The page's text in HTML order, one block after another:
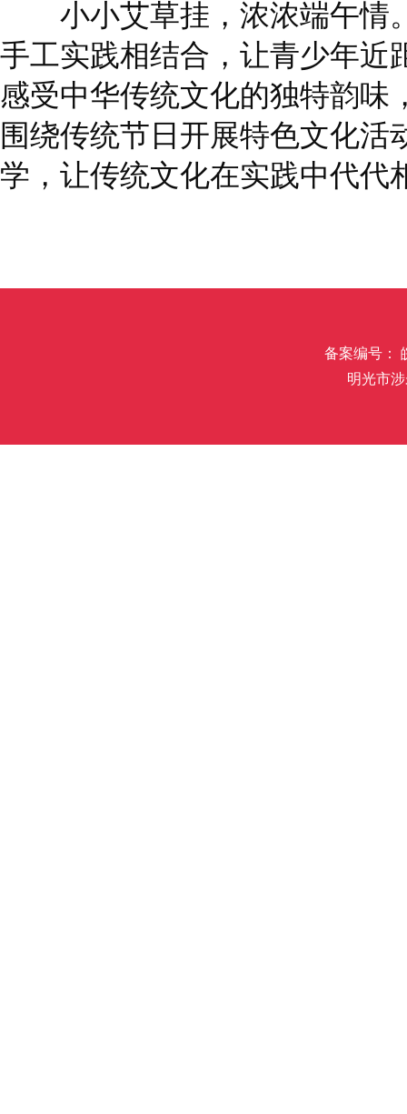
小小艾草挂，浓浓端午情
手工实践相结合，让青少年近
感受中华传统文化的独特韵味
围绕传统节日开展特色文化活
学，让传统文化在实践中代代
备案编号：
明光市